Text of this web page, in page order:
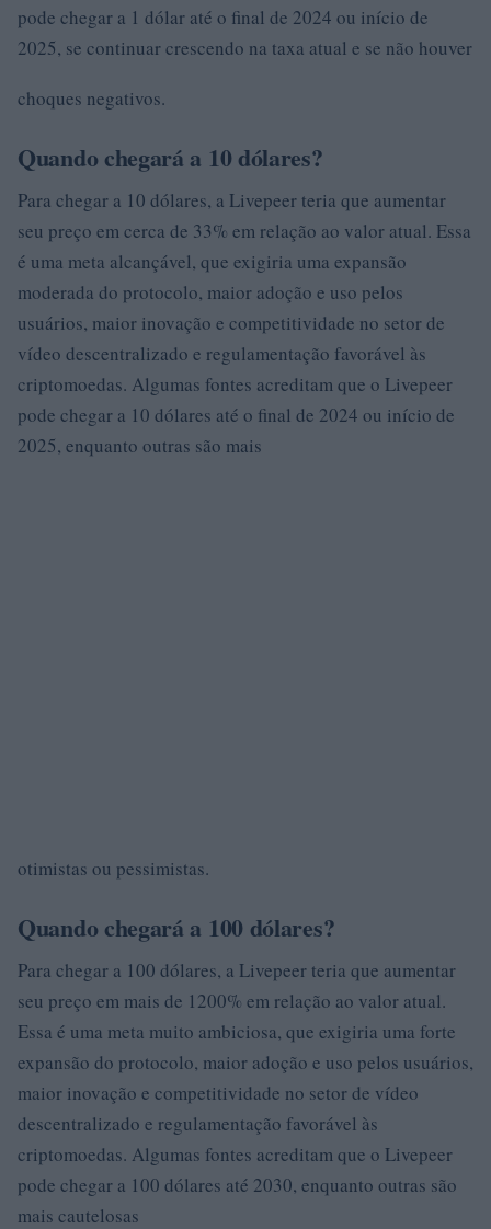
pode chegar a 1 dólar até o final de 2024 ou início de
2025, se continuar crescendo na taxa atual e se não houver
choques negativos.
Quando chegará a 10 dólares?
Para chegar a 10 dólares, a Livepeer teria que aumentar
seu preço em cerca de 33% em relação ao valor atual. Essa
é uma meta alcançável, que exigiria uma expansão
moderada do protocolo, maior adoção e uso pelos
usuários, maior inovação e competitividade no setor de
vídeo descentralizado e regulamentação favorável às
criptomoedas. Algumas fontes acreditam que o Livepeer
pode chegar a 10 dólares até o final de 2024 ou início de
2025, enquanto outras são mais
otimistas ou pessimistas.
Quando chegará a 100 dólares?
Para chegar a 100 dólares, a Livepeer teria que aumentar
seu preço em mais de 1200% em relação ao valor atual.
Essa é uma meta muito ambiciosa, que exigiria uma forte
expansão do protocolo, maior adoção e uso pelos usuários,
maior inovação e competitividade no setor de vídeo
descentralizado e regulamentação favorável às
criptomoedas. Algumas fontes acreditam que o Livepeer
pode chegar a 100 dólares até 2030, enquanto outras são
mais cautelosas